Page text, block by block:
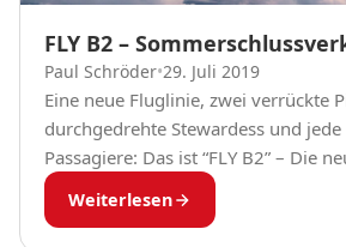
FLY B2 –
Paul Schröder•29. Juli 2019
Eine neue Fluglinie, zwei verrückte
durchgedrehte Stewardess und
Passagiere: Das ist “FLY B2” – Die
nur bei radio B2 Deutschlands
Weiterlesen